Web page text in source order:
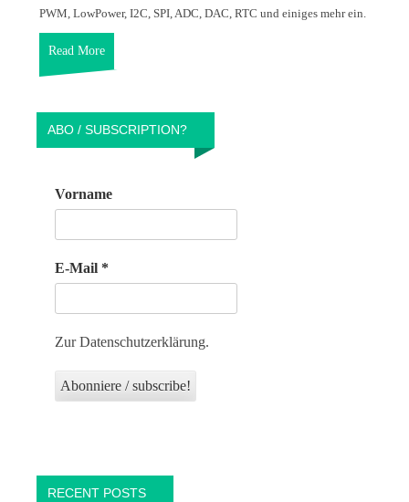
PWM, LowPower, I2C, SPI, ADC, DAC, RTC und einiges mehr ein.
Read More
ABO / SUBSCRIPTION?
Vorname
E-Mail *
Zur Datenschutzerklärung.
RECENT POSTS